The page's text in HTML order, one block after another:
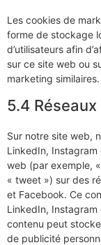
Les cookies de
forme de stockage
d’utilisateurs afin
sur ce site web ou
marketing similaires.
5.4
Sur notre site web,
LinkedIn,
web (par exemple,
« tweet ») sur des
et Facebook. Ce
LinkedIn,
contenu peut
de publicité